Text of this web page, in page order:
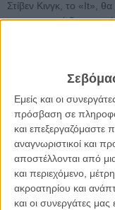
Εμείς και οι
πρόσβαση σε
και
αναγνωριστικοί και
αποστέλλονται από
και περιεχόμενο,
ακροατηρίου και
και οι συνεργάτες
Στίβεν Κινγκ, το «It»,
με την μορφή δυο
αρκετούς ενδοιασμούς
κυκλοφορία του πρώτου
το οποίο
Το τρέιλερ ήταν ένα
δει εδώ και καιρό, με
σκιαχτικός
έγκρισή του για την
κατάφερε να σπάσει τα
Διαβάστε ακόμα:
Τι
«It» του Στίβεν Κινγκ;